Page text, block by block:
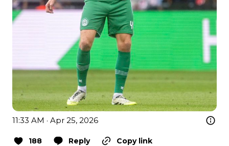
11:33 AM · Apr 25, 2026
188 Reply
Copy link